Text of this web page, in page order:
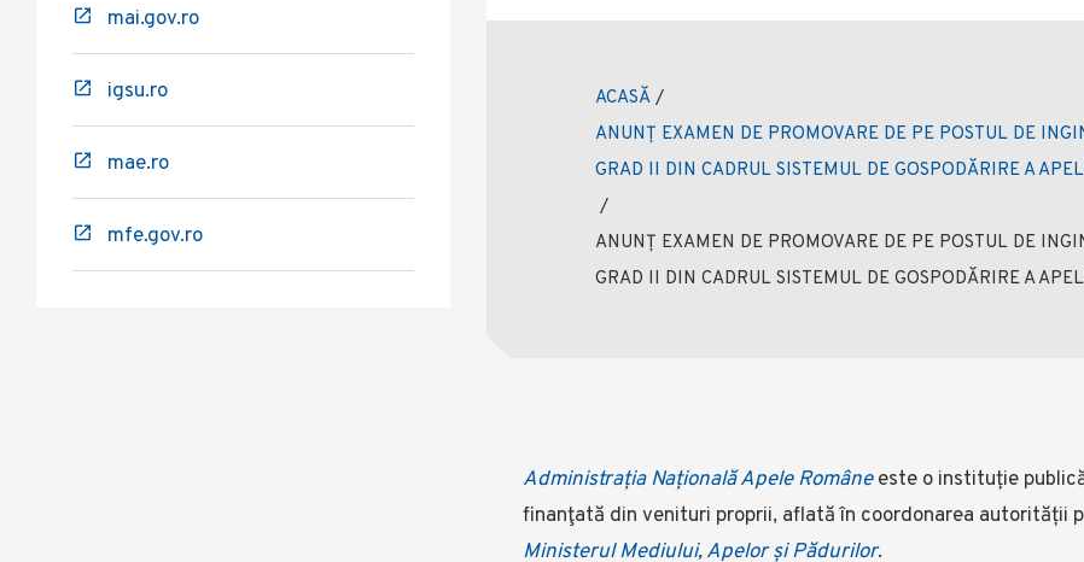
ACASĂ /
ANUNȚ EXAMEN DE PROMOVARE DE PE POSTUL DE
GRAD II DIN CADRUL SISTEMUL DE GOSPODĂRIRE A
/
ANUNȚ EXAMEN DE PROMOVARE DE PE POSTUL DE
GRAD II DIN CADRUL SISTEMUL DE GOSPODĂRIRE A
mai.gov.ro
igsu.ro
mae.ro
mfe.gov.ro
Administrația Națională Apele Româneeste o instituție
finanţată din venituri proprii, aflată în coordonarea autorității
Ministerul Mediului, Apelor și Pădurilor.